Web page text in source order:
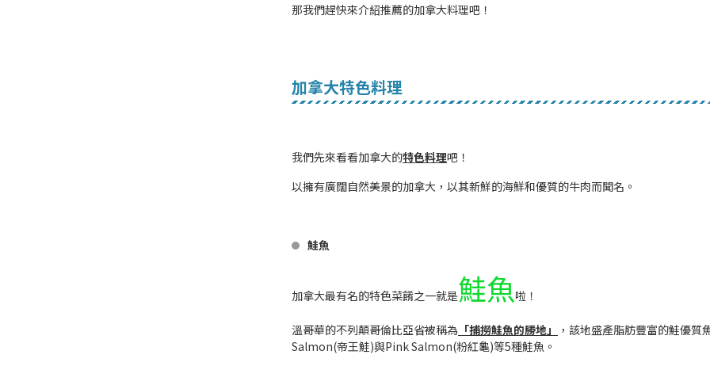
那我們趕快來介紹推薦的加拿大料理吧！
加拿大特色料理
我們先來看看加拿大的特色料理吧！
以擁有廣闊自然美景的加拿大，以其新鮮的海鮮和優質的牛肉而聞名。
鮭魚
加拿大最有名的特色菜餚之一就是鮭魚啦！
溫哥華的不列顛哥倫比亞省被稱為 「捕撈鮭魚的勝地」
，該地盛產脂肪豐富的鮭優質
Salmon(帝王鮭)與Pink Salmon(粉紅龜)等5種鮭魚。